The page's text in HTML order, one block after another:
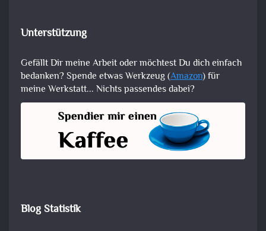
Unterstützung
Gefällt Dir meine Arbeit oder möchtest Du dich einfach
bedanken? Spende etwas Werkzeug (Amazon) für
meine Werkstatt... Nichts passendes dabei?
Blog Statistik